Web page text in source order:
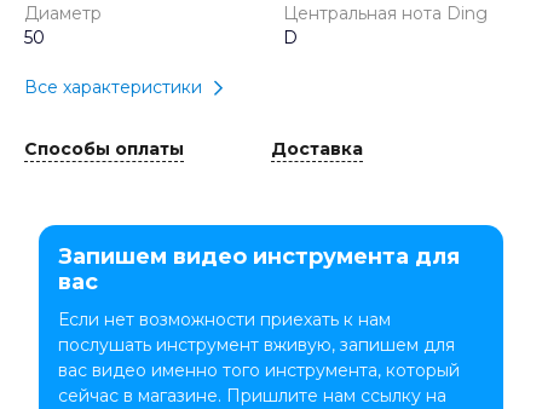
Диаметр
50
Центральная нота Ding
D
Все характеристики
Способы оплаты Доставка
Запишем видео инструмента для
вас
Если нет возможности приехать к нам
послушать инструмент вживую, запишем для
вас видео именно того инструмента, который
сейчас в магазине. Пришлите нам ссылку на